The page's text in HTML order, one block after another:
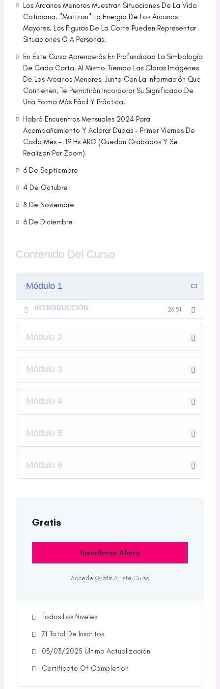
Los Arcanos Menores Muestran Situaciones De La Vida
Cotidiana. "Matizan" La Energía De Los Arcanos
Mayores. Las Figuras De La Corte Pueden Representar
Situaciones O A Personas.
En Este Curso Aprenderás En Profundidad La Simbología
De Cada Carta, Al Mismo Tiempo Las Claras Imágenes
De Los Arcanos Menores, Junto Con La Información Que
Contienen, Te Permitirán Incorporar Su Significado De
Una Forma Más Fácil Y Práctica.
Habrá Encuentros Mensuales 2024 Para
Acompañamiento Y Aclarar Dudas - Primer Viernes De
Cada Mes - 19 Hs ARG (Quedan Grabados Y Se
Realizan Por Zoom)
6 De Septiembre
4 De Octubre
8 De Noviembre
6 De Diciembre
Contenido Del Curso
Módulo 1
INTRODUCCIÓN 26:51
Módulo 2
Módulo 3
Módulo 4
Módulo 5
Módulo 6
Gratis
Inscribirse Ahora
Accede Gratis A Este Curso
Todos Los Niveles
71 TotaI De Inscritos
03/03/2025 Última Actualización
Certificate Of Completion